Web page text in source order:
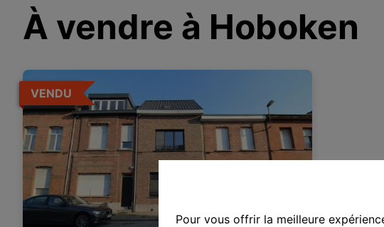
Pour vous offrir la meilleure
À vendre à Hoboken
VENDU